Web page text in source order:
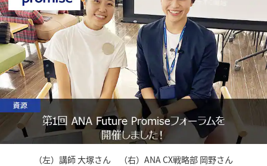
（左）講師 大塚さん （右）ANA CX戦略部 岡野さん